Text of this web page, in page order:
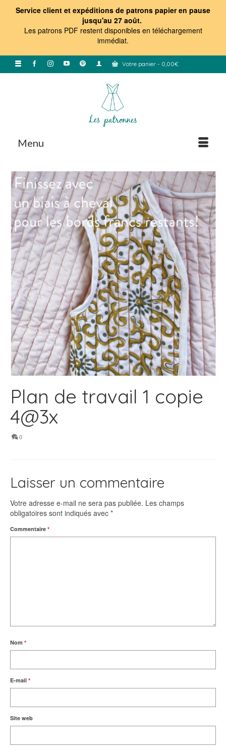
Service client et expéditions de patrons papier en pause
jusqu'au 27 août.
Les patrons PDF restent disponibles en téléchargement
immédiat.
Votre panier - 0,00€
Menu
Plan de travail 1 copie
4@3x
0
Laisser un commentaire
Votre adresse e-mail ne sera pas publiée. Les champs
obligatoires sont indiqués avec *
Commentaire *
Nom *
E-mail *
Site web